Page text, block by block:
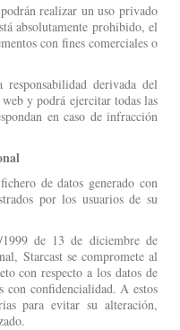
realizar un uso privado
absolutamente prohibido, el
con fines comerciales o
derivada del
y podrá ejercitar todas las
en caso de infracción
de datos generado con
por los usuarios de su
de 13 de diciembre de
Starcast se compromete al
con respecto a los datos de
con confidencialidad. A estos
para evitar su alteración,